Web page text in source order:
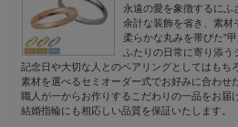
永遠の愛を象徴するにふ
余計な装飾を省き、素材
柔らかな丸みを帯びた”
ふたりの日常に寄り添う
記念日や大切な人とのペアリングとしてはもち
素材を選べるセミオーダー式でお好みに合わせ
職人が一からお作りするこだわりの一品をお届
結婚指輪にも相応しい品質を保証いたします。